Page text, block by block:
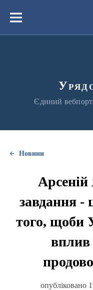
вмістуМеню
Єдиний
Новини
завдання -
того, щоби
вплив
опубліковано